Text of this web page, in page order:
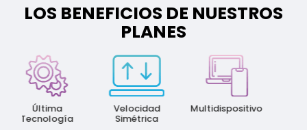
LOS BENEFICIOS DE NUESTROS
PLANES
Última
Tecnología
Velocidad
Simétrica
Multidispositivo